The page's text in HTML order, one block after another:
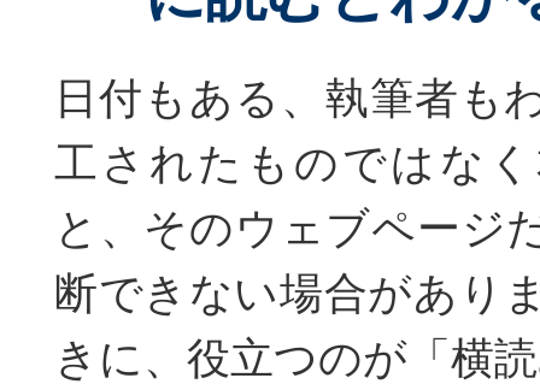
日付もある、執筆者も
工されたものではな
と、そのウェブページ
断できない場合があり
きに、役立つのが「横